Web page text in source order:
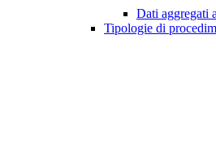
Dati aggregati
Tipologie di